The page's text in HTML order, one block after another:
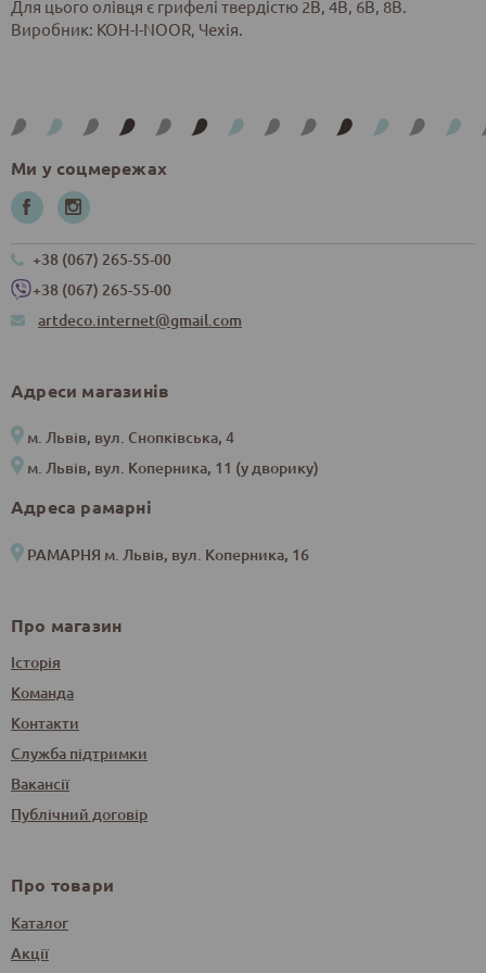
Для цього олівця є грифелі твердістю 2B, 4В, 6В, 8В.
Виробник: KOH-I-NOOR, Чехія.
Ми у соцмережах
+38 (067) 265-55-00
+38 (067) 265-55-00
artdeco.internet@gmail.com
Адреси магазинів
м. Львів, вул. Снопківська, 4
м. Львів, вул. Коперника, 11 (у дворику)
Адреса рамарні
РАМАРНЯ м. Львів, вул. Коперника, 16
Про магазин
Історія
Команда
Контакти
Служба підтримки
Вакансії
Публічний договір
Про товари
Каталог
Акції